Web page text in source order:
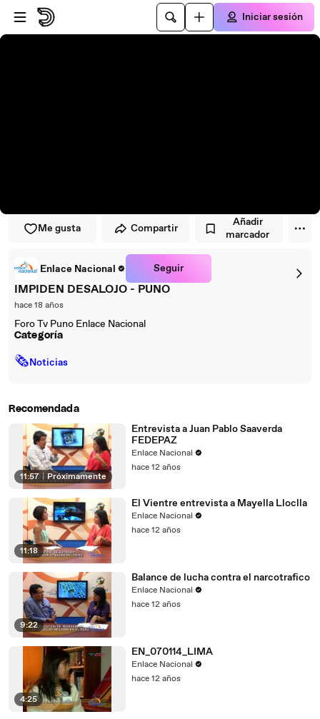
Saltar al reproductor
Saltar al contenido principal
Iniciar sesión
Me gusta Compartir
Añadir
marcador
Enlace Nacional Seguir
IMPIDEN DESALOJO - PUNO
hace 18 años
Foro Tv Puno Enlace Nacional
Categoría
🗞Noticias
Recomendada
11:57 | Próximamente
Entrevista a Juan Pablo Saaverda
FEDEPAZ
Enlace Nacional
hace 12 años
11:18
El Vientre entrevista a Mayella Lloclla
Enlace Nacional
hace 12 años
9:22
Balance de lucha contra el narcotrafico
Enlace Nacional
hace 12 años
4:25
EN_070114_LIMA
Enlace Nacional
hace 12 años